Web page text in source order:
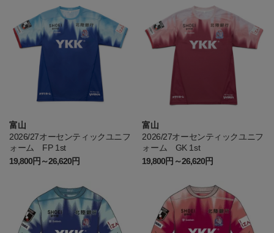
富山
2026/27オーセンティックユニフ
ォーム FP 1st
19,800円～26,620円
富山
2026/27オーセンティックユニフ
ォーム GK 1st
19,800円～26,620円